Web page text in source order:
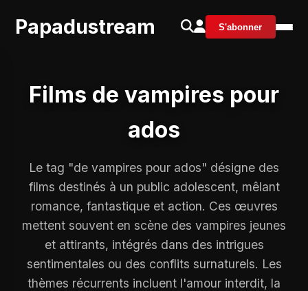
Papadustream S'abonner
Films de vampires pour
ados
Le tag "de vampires pour ados" désigne des
films destinés à un public adolescent, mêlant
romance, fantastique et action. Ces œuvres
mettent souvent en scène des vampires jeunes
et attirants, intégrés dans des intrigues
sentimentales ou des conflits surnaturels. Les
thèmes récurrents incluent l'amour interdit, la